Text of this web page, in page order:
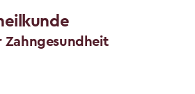
Zahngesundheit